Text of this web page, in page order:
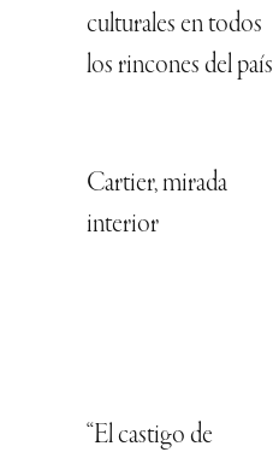
culturales en todos
los rincones del país
Cartier, mirada
interior
“El castigo de